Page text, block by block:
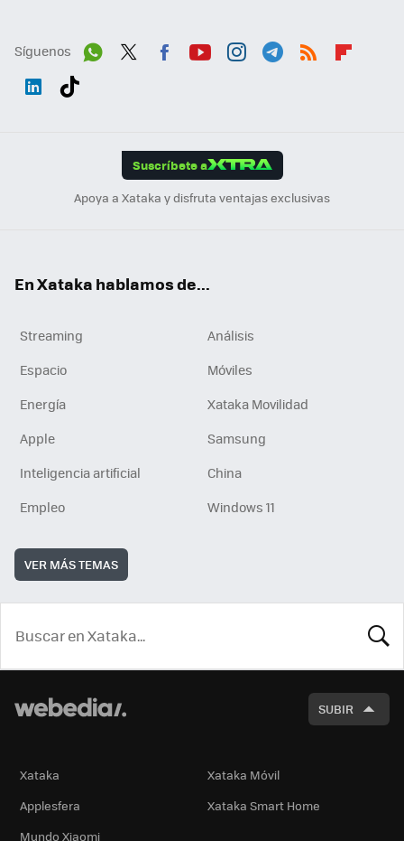
Síguenos
Suscríbete a
Apoya a Xataka y disfruta ventajas exclusivas
En Xataka hablamos de...
Streaming
Análisis
Espacio
Móviles
Energía
Xataka Movilidad
Apple
Samsung
Inteligencia artificial
China
Empleo
Windows 11
VER MÁS TEMAS
SUBIR
Xataka
Xataka Móvil
Applesfera
Xataka Smart Home
Mundo Xiaomi